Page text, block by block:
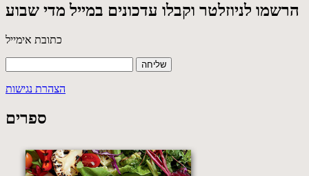
הרשמו לניוזלטר וקבלו עדכונים במייל מדי שבוע
כתובת אימייל
הצהרת נגישות
ספרים